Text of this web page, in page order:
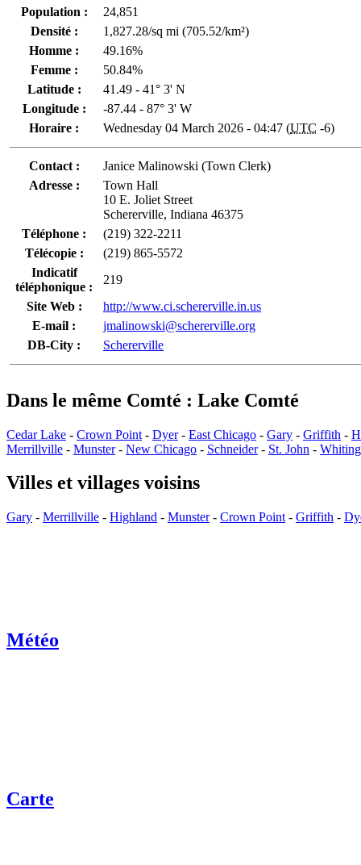
Population :
24,851
Densité :
1,827.28/sq mi (705.52/km²)
Homme :
49.16%
Femme :
50.84%
Latitude :
41.49 - 41° 3' N
Longitude :
-87.44 - 87° 3' W
Horaire :
Wednesday 04 March 2026 - 04:47 (UTC -6)
Contact :
Janice Malinowski (Town Clerk)
Adresse :
Town Hall
10 E. Joliet Street
Schererville, Indiana 46375
Téléphone :
(219) 322-2211
Télécopie :
(219) 865-5572
Indicatif
téléphonique :
219
Site Web :
http://www.ci.schererville.in.us
E-mail :
jmalinowski@schererville.org
DB-City :
Schererville
Dans le même Comté : Lake Comté
Cedar Lake - Crown Point - Dyer- East Chicago - Gary - Griffith -
Merrillville - Munster- New Chicago - Schneider- St. John - Whiting
Villes et villages voisins
Gary - Merrillville - Highland - Munster- Crown Point - Griffith -
Météo
Carte